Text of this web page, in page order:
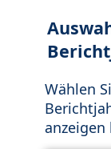
Wählen
anzeigen